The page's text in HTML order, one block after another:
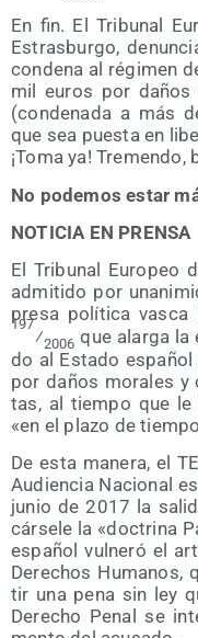
En fin. El Tri­bu­nal
Estras­bur­go,
con­de­na al régi­men
mil euros por
(con­de­na­da a más
que sea pues­ta en
¡Toma ya!
No pode­mos estar
NOTICIA EN PRENSA
El Tri­bu­nal Euro­peo
admi­ti­do por
pre­sa polí­ti­ca
197
⁄2006 que alar­ga la
do al Esta­do
por daños mora­les
tas, al tiem­po que
«en el pla­zo de
De esta mane­ra, el
Audien­cia Nacio­nal
junio de 2017 la
cár­se­le la «doc­tri­na
espa­ñol vul­ne­ró el
Dere­chos Huma­nos,
tir una pena sin ley
Dere­cho Penal se